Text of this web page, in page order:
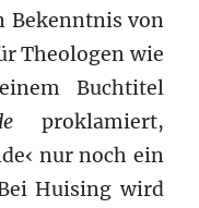
Bekenntnis von
Theologen wie
Buchtitel
proklamiert,
nur noch ein
Huising wird